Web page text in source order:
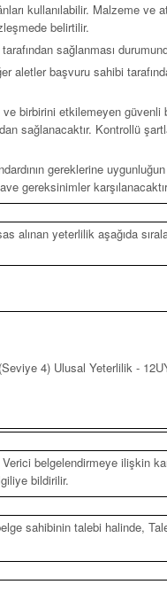
kullanılabilir. Malzeme ve
belirtilir.
sağlanması
aletler başvuru sahibi
ve birbirini etkilemeyen güvenli
sağlanacaktır. Kontrollü
gereklerine
gereksinimler
alınan yeterlilik aşağıda
4) Ulusal Yeterlilik -
belgelendirmeye ilişkin
bildirilir.
sahibinin talebi halinde,